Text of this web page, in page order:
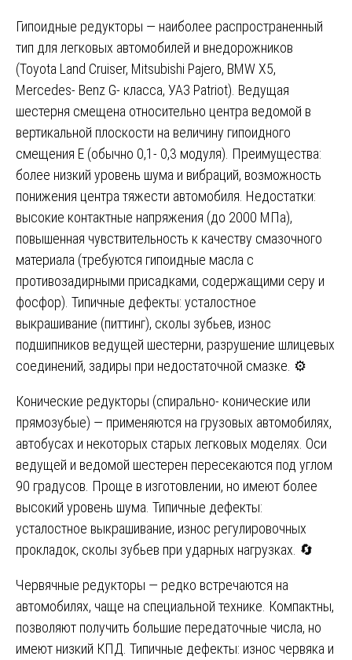
Гипоидные редукторы — наиболее распространенный
тип для легковых автомобилей и внедорожников
(Toyota Land Cruiser, Mitsubishi Pajero, BMW X5,
Mercedes- Benz G- класса, УАЗ Patriot). Ведущая
шестерня смещена относительно центра ведомой в
вертикальной плоскости на величину гипоидного
смещения E (обычно 0,1- 0,3 модуля). Преимущества:
более низкий уровень шума и вибраций, возможность
понижения центра тяжести автомобиля. Недостатки:
высокие контактные напряжения (до 2000 МПа),
повышенная чувствительность к качеству смазочного
материала (требуются гипоидные масла с
противозадирными присадками, содержащими серу и
фосфор). Типичные дефекты: усталостное
выкрашивание (питтинг), сколы зубьев, износ
подшипников ведущей шестерни, разрушение шлицевых
соединений, задиры при недостаточной смазке. ⚙️
Конические редукторы (спирально- конические или
прямозубые) — применяются на грузовых автомобилях,
автобусах и некоторых старых легковых моделях. Оси
ведущей и ведомой шестерен пересекаются под углом
90 градусов. Проще в изготовлении, но имеют более
высокий уровень шума. Типичные дефекты:
усталостное выкрашивание, износ регулировочных
прокладок, сколы зубьев при ударных нагрузках. 🔄
Червячные редукторы — редко встречаются на
автомобилях, чаще на специальной технике. Компактны,
позволяют получить большие передаточные числа, но
имеют низкий КПД. Типичные дефекты: износ червяка и